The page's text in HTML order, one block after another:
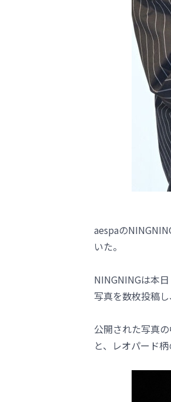
aespaの
いた。
NINGNINGは本
写真を数枚投稿し
公開された写真
と、レオパード